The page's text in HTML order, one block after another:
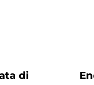
di